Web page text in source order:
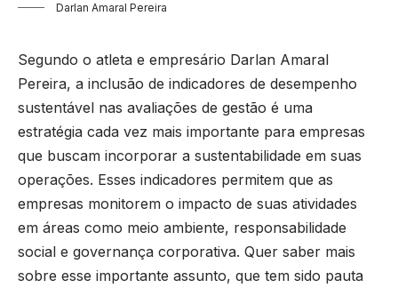
Darlan Amaral Pereira
Segundo o atleta e empresário Darlan Amaral
Pereira, a inclusão de indicadores de desempenho
sustentável nas avaliações de gestão é uma
estratégia cada vez mais importante para empresas
que buscam incorporar a sustentabilidade em suas
operações. Esses indicadores permitem que as
empresas monitorem o impacto de suas atividades
em áreas como meio ambiente, responsabilidade
social e governança corporativa. Quer saber mais
sobre esse importante assunto, que tem sido pauta